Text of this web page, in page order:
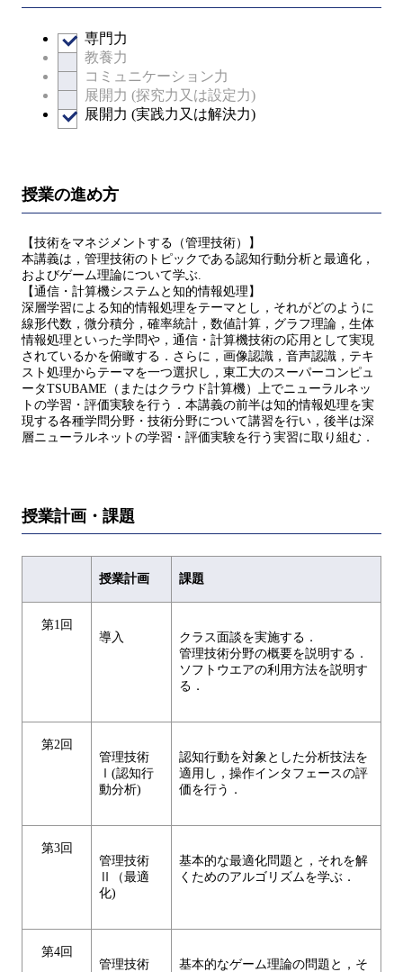
専門力
教養力
コミュニケーション力
展開力 (探究力又は設定力)
展開力 (実践力又は解決力)
授業の進め方
【技術をマネジメントする（管理技術）】
本講義は，管理技術のトピックである認知行動分析と最適化，
およびゲーム理論について学ぶ.
【通信・計算機システムと知的情報処理】
深層学習による知的情報処理をテーマとし，それがどのように
線形代数，微分積分，確率統計，数値計算，グラフ理論，生体
情報処理といった学問や，通信・計算機技術の応用として実現
されているかを俯瞰する．さらに，画像認識，音声認識，テキ
スト処理からテーマを一つ選択し，東工大のスーパーコンピュ
ータTSUBAME（またはクラウド計算機）上でニューラルネッ
トの学習・評価実験を行う．本講義の前半は知的情報処理を実
現する各種学問分野・技術分野について講習を行い，後半は深
層ニューラルネットの学習・評価実験を行う実習に取り組む．
授業計画・課題
授業計画 課題
第1回
導入
クラス面談を実施する．
管理技術分野の概要を説明する．
ソフトウエアの利用方法を説明す
る．
第2回
管理技術
Ⅰ(認知行
動分析)
認知行動を対象とした分析技法を
適用し，操作インタフェースの評
価を行う．
第3回
管理技術
Ⅱ（最適
化)
基本的な最適化問題と，それを解
くためのアルゴリズムを学ぶ．
第4回
管理技術
基本的なゲーム理論の問題と，そ